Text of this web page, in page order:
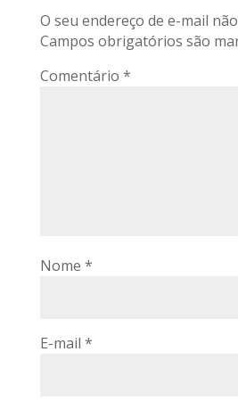
O seu endereço de e-mail
Campos obrigatórios são
Comentário *
Nome *
E-mail *